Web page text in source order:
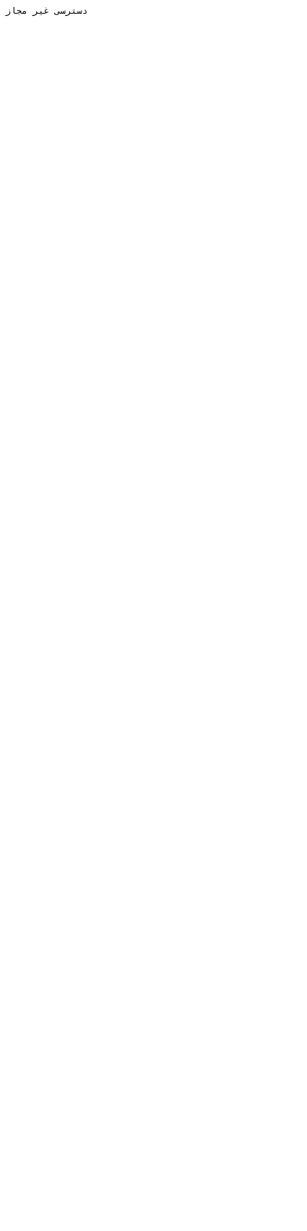
دسترسی غیر مجاز